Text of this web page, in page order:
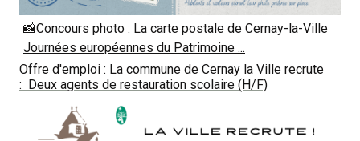
📸Concours photo : La carte postale de Cernay-la-Ville
Journées européennes du Patrimoine ...
Offre d'emploi : La commune de Cernay la Ville recrute
: Deux agents de restauration scolaire (H/F)